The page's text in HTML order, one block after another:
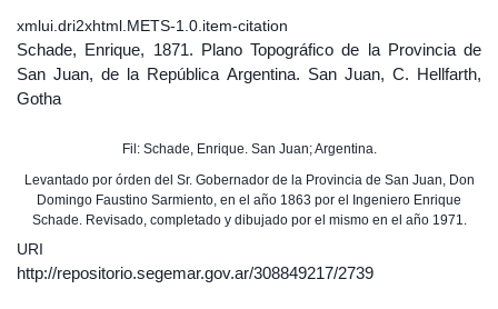
xmlui.dri2xhtml.METS-1.0.item-citation
Schade, Enrique, 1871. Plano Topográfico de la Provincia de
San Juan, de la República Argentina. San Juan, C. Hellfarth,
Gotha
Fil: Schade, Enrique. San Juan; Argentina.
Levantado por órden del Sr. Gobernador de la Provincia de San Juan, Don
Domingo Faustino Sarmiento, en el año 1863 por el Ingeniero Enrique
Schade. Revisado, completado y dibujado por el mismo en el año 1971.
URI
http://repositorio.segemar.gov.ar/308849217/2739